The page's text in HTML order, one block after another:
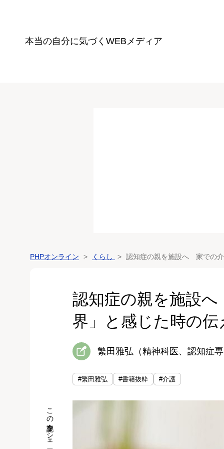
本当の自分に気づく WEBメディア
PHPオンライン くらし 認知症の親を施設へ 家での
認知症の親を施設
界」と感じた時の伝
繁田雅弘（精神科医、認知症
#繁田雅弘 #書籍抜粋 #介護
この記事をシェア